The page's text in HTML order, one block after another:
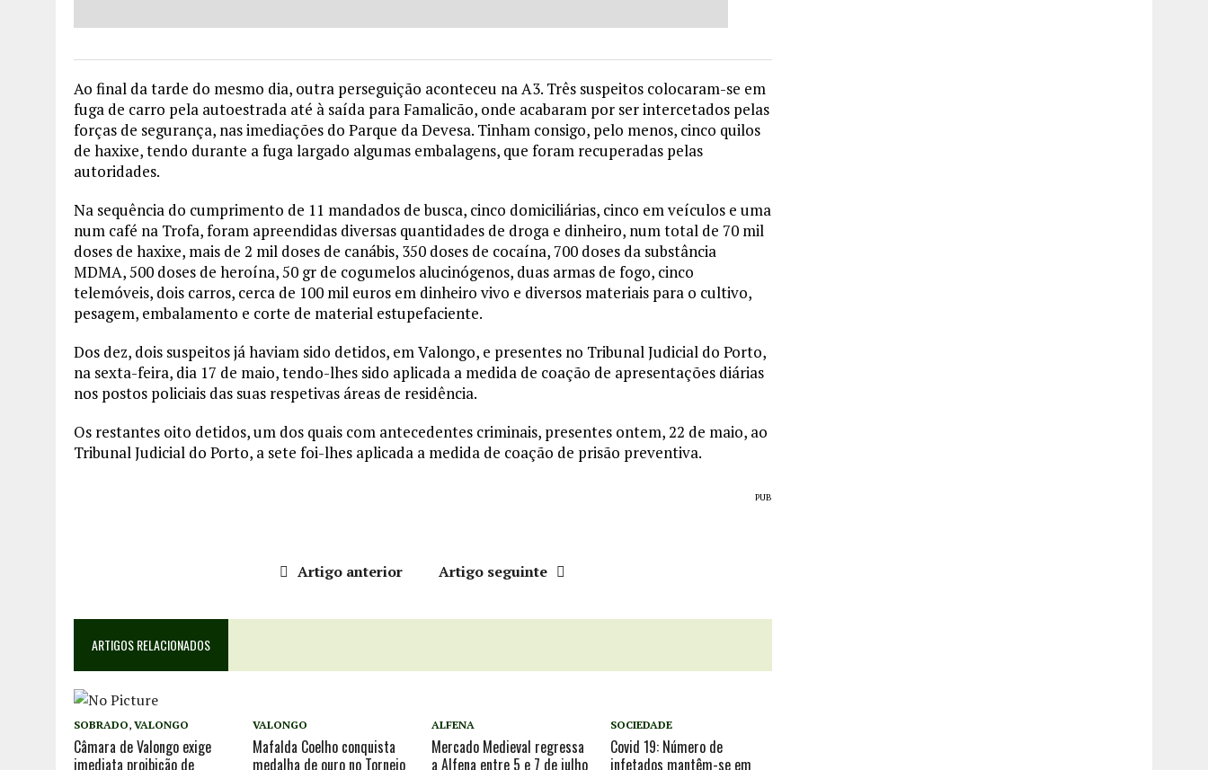
Ao final da tarde do mesmo dia, outra perseguição aconteceu na A3. Três suspeitos colocaram-se em
fuga de carro pela autoestrada até à saída para Famalicão, onde acabaram por ser intercetados pelas
forças de segurança, nas imediações do Parque da Devesa. Tinham consigo, pelo menos, cinco quilos
de haxixe, tendo durante a fuga largado algumas embalagens, que foram recuperadas pelas
autoridades.
Na sequência do cumprimento de 11 mandados de busca, cinco domiciliárias, cinco em veículos e uma
num café na Trofa, foram apreendidas diversas quantidades de droga e dinheiro, num total de 70 mil
doses de haxixe, mais de 2 mil doses de canábis, 350 doses de cocaína, 700 doses da substância
MDMA, 500 doses de heroína, 50 gr de cogumelos alucinógenos, duas armas de fogo, cinco
telemóveis, dois carros, cerca de 100 mil euros em dinheiro vivo e diversos materiais para o cultivo,
pesagem, embalamento e corte de material estupefaciente.
Dos dez, dois suspeitos já haviam sido detidos, em Valongo, e presentes no Tribunal Judicial do Porto,
na sexta-feira, dia 17 de maio, tendo-lhes sido aplicada a medida de coação de apresentações diárias
nos postos policiais das suas respetivas áreas de residência.
Os restantes oito detidos, um dos quais com antecedentes criminais, presentes ontem, 22 de maio, ao
Tribunal Judicial do Porto, a sete foi-lhes aplicada a medida de coação de prisão preventiva.
PUB
Artigo anterior Artigo seguinte
ARTIGOS RELACIONADOS
SOBRADO, VALONGO
Câmara de Valongo exige
imediata proibição de
VALONGO
Mafalda Coelho conquista
medalha de ouro no Torneio
ALFENA
Mercado Medieval regressa
a Alfena entre 5 e 7 de julho
SOCIEDADE
Covid 19: Número de
infetados mantêm-se em